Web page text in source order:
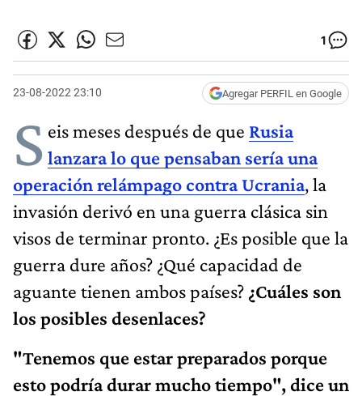
1
23-08-2022 23:10 Agregar PERFIL en Google
S eis meses después de que Rusia
lanzara lo que pensaban sería una
operación relámpago contra Ucrania, la
invasión derivó en una guerra clásica sin
visos de terminar pronto. ¿Es posible que la
guerra dure años? ¿Qué capacidad de
aguante tienen ambos países? ¿Cuáles son
los posibles desenlaces?
"Tenemos que estar preparados porque
esto podría durar mucho tiempo", dice un